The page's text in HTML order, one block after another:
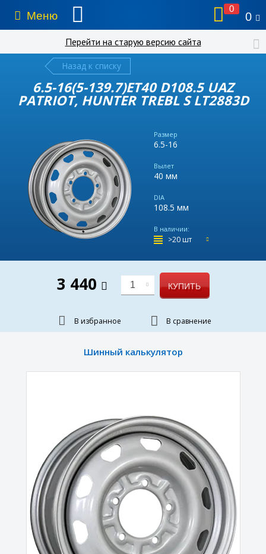
Меню
0
0
Перейти на старую версию сайта
Назад к списку
6.5-16(5-139.7)ET40 D108.5 UAZ
PATRIOT, HUNTER TREBL S LT2883D
Размер
6.5-16
Вылет
40 мм
DIA
108.5 мм
В наличии:
>20 шт
3 440 1 КУПИТЬ
В избранное В сравнение
Шинный калькулятор